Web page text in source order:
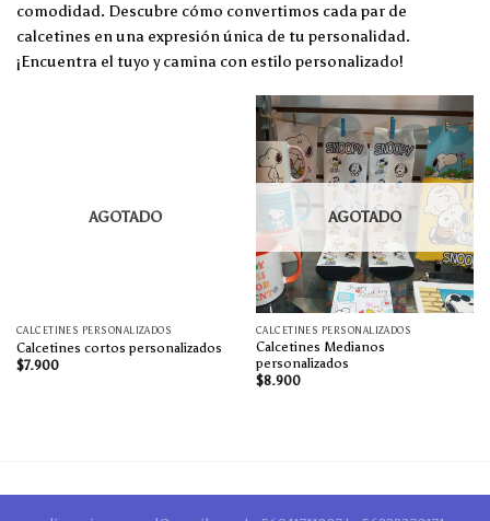
comodidad. Descubre cómo convertimos cada par de
calcetines en una expresión única de tu personalidad.
¡Encuentra el tuyo y camina con estilo personalizado!
AGOTADO
CALCETINES PERSONALIZADOS
Calcetines cortos personalizados
$7.900
AGOTADO
CALCETINES PERSONALIZADOS
Calcetines Medianos
personalizados
$8.900